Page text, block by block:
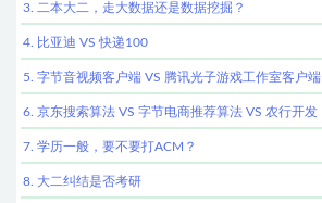
3. 二本大二，走大数据还是数据挖掘？
4. 比亚迪 VS 快递100
5. 字节音视频客户端 VS 腾讯光子游戏工作室客户端
6. 京东搜索算法 VS 字节电商推荐算法 VS 农行开发
7. 学历一般，要不要打ACM？
8. 大二纠结是否考研